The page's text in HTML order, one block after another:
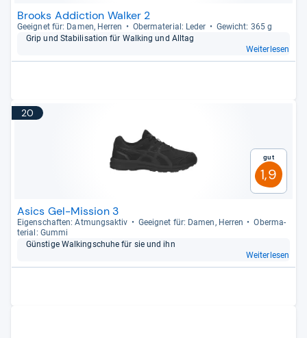
Brooks Addiction Walker 2
Geeig­net für: Damen, Her­ren Ober­ma­te­rial: Leder
Gewicht: 365 g
Grip und Sta­bi­li­sa­tion für Wal­king und All­tag
Weiterlesen
20
Gut
1,9
Asics Gel-Mission 3
Eigen­schaf­ten: Atmungs­ak­tiv Geeig­net für: Damen, Her­ren
Ober­ma­
te­rial: Gummi
Güns­tige Wal­kingschuhe für sie und ihn
Weiterlesen